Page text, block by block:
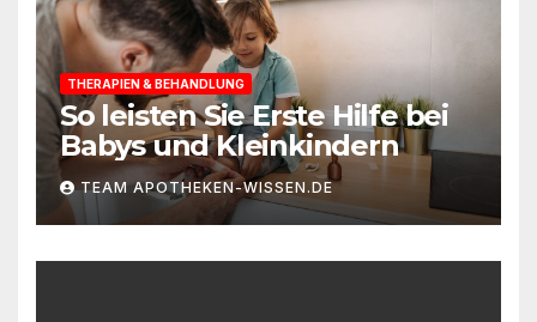
THERAPIEN & BEHANDLUNG
So leisten Sie Erste Hilfe bei
Babys und Kleinkindern
TEAM APOTHEKEN-WISSEN.DE